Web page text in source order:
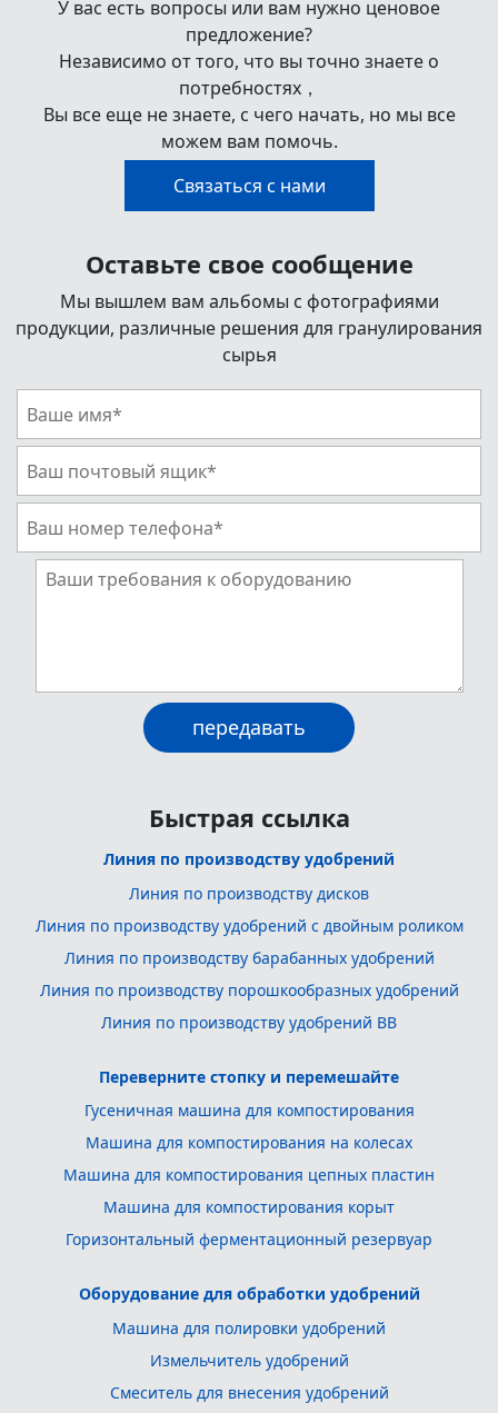
У вас есть вопросы или вам нужно ценовое
предложение?
Независимо от того, что вы точно знаете о
потребностях，
Вы все еще не знаете, с чего начать, но мы все
можем вам помочь.
Связаться с нами
Оставьте свое сообщение
Мы вышлем вам альбомы с фотографиями
продукции, различные решения для гранулирования
сырья
Быстрая ссылка
Линия по производству удобрений
Линия по производству дисков
Линия по производству удобрений с двойным роликом
Линия по производству барабанных удобрений
Линия по производству порошкообразных удобрений
Линия по производству удобрений BB
Переверните стопку и перемешайте
Гусеничная машина для компостирования
Машина для компостирования на колесах
Машина для компостирования цепных пластин
Машина для компостирования корыт
Горизонтальный ферментационный резервуар
Оборудование для обработки удобрений
Машина для полировки удобрений
Измельчитель удобрений
Смеситель для внесения удобрений